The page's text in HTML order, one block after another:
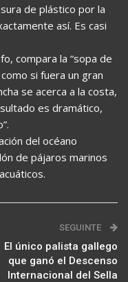
de plástico por la
así. Es casi
compara la “sopa de
si fuera un gran
se acerca a la costa,
es dramático,
del océano
de pájaros marinos
SEGUINTE
El único palista gallego
que ganó el Descenso
Internacional del Sella